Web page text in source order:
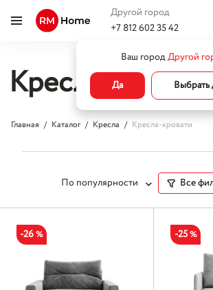
Другой город
+7 812 602 35 42
Ваш городДругой
Да Выбрать
Кресла-
Главная Каталог Кресла Кресла-кровати
По популярности Все
-26% -25 %